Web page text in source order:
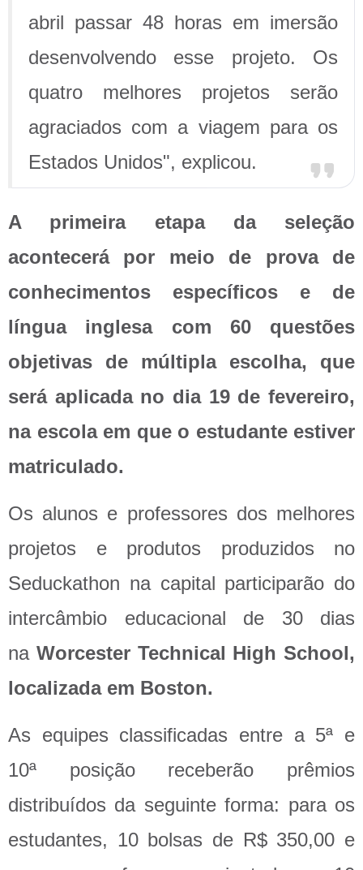
abril passar 48 horas em imersão
desenvolvendo esse projeto. Os
quatro melhores projetos serão
agraciados com a viagem para os
Estados Unidos", explicou.
A primeira etapa da seleção
acontecerá por meio de prova de
conhecimentos específicos e de
língua inglesa com 60 questões
objetivas de múltipla escolha, que
será aplicada no dia 19 de fevereiro,
na escola em que o estudante estiver
matriculado.
Os alunos e professores dos melhores
projetos e produtos produzidos no
Seduckathon na capital participarão do
intercâmbio educacional de 30 dias
naWorcester Technical High School,
localizada em Boston.
As equipes classificadas entre a 5ª e
10ª posição receberão prêmios
distribuídos da seguinte forma: para os
estudantes, 10 bolsas de R$ 350,00 e